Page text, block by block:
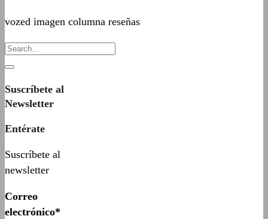
vozed imagen columna reseñas
Suscríbete al
Newsletter
Entérate
Suscríbete al
newsletter
Correo
electrónico*